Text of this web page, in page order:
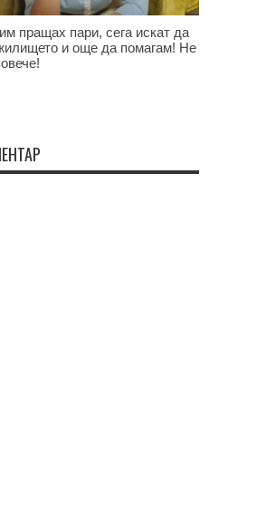
пращах пари, сега искат да
и още да помагам! Не